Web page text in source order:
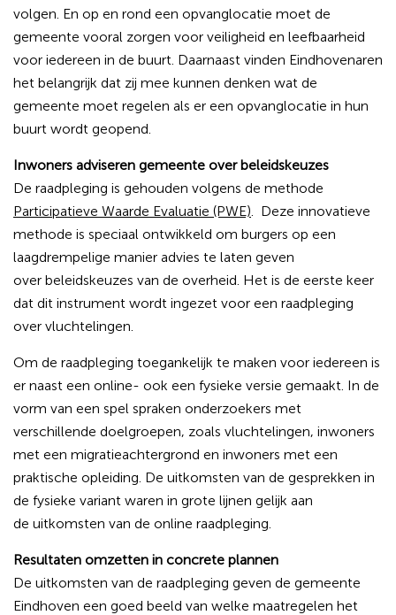
volgen. En op en rond een opvanglocatie moet de
gemeente vooral zorgen voor veiligheid en leefbaarheid
voor iedereen in de buurt. Daarnaast vinden Eindhovenaren
het belangrijk dat zij mee kunnen denken wat de
gemeente moet regelen als er een opvanglocatie in hun
buurt wordt geopend.​​
Inwoners adviseren gemeente over beleidskeuzes
De raadpleging is gehouden volgens de methode
Participatieve Waarde Evaluatie (PWE). Deze innovatieve
methode is speciaal ontwikkeld om burgers op een
laagdrempelige manier advies te laten geven
over beleidskeuzes van de overheid. Het is de eerste keer
dat dit instrument wordt ingezet voor een raadpleging
over vluchtelingen.
Om de raadpleging toegankelijk te maken voor iedereen is
er naast een online- ook een fysieke versie gemaakt. In de
vorm van een spel spraken onderzoekers met
verschillende doelgroepen, zoals vluchtelingen, inwoners
met een migratieachtergrond en inwoners met een
praktische opleiding. De uitkomsten van de gesprekken in
de fysieke variant waren in grote lijnen gelijk aan
de uitkomsten van de online raadpleging.
Resultaten omzetten in concrete plannen
De uitkomsten van de raadpleging geven de gemeente
Eindhoven een goed beeld van welke maatregelen het